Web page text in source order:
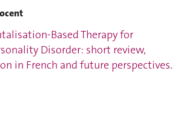
Based Therapy for
Disorder: short review,
in French and future perspectives.